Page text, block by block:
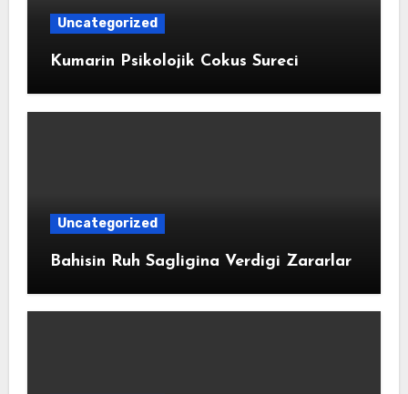
Uncategorized
Kumarin Psikolojik Cokus Sureci
Uncategorized
Bahisin Ruh Sagligina Verdigi Zararlar